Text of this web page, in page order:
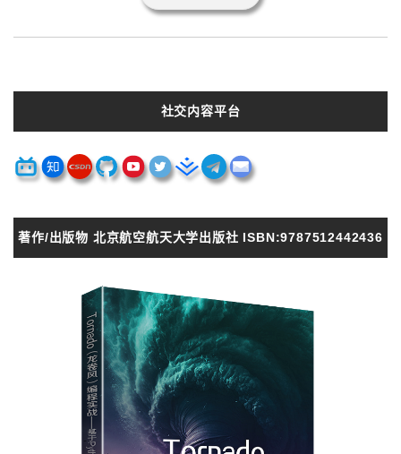
社交内容平台
著作/出版物 北京航空航天大学出版社 ISBN:9787512442436